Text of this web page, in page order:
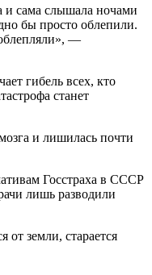
и сама слышала ночами
бы просто облепили.
—
гибель всех, кто
станет
и лишилась почти
Госстраха в СССР
лишь разводили
от земли, старается